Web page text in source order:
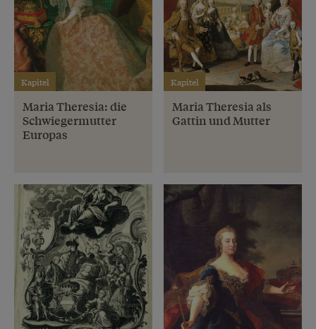
Kapitel
Maria Theresia: die
Schwiegermutter
Europas
Kapitel
Maria Theresia als
Gattin und Mutter